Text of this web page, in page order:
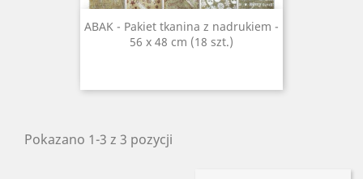
ABAK - Pakiet tkanina z nadrukiem -
56 x 48 cm (18 szt.)
Pokazano 1-3 z 3 pozycji